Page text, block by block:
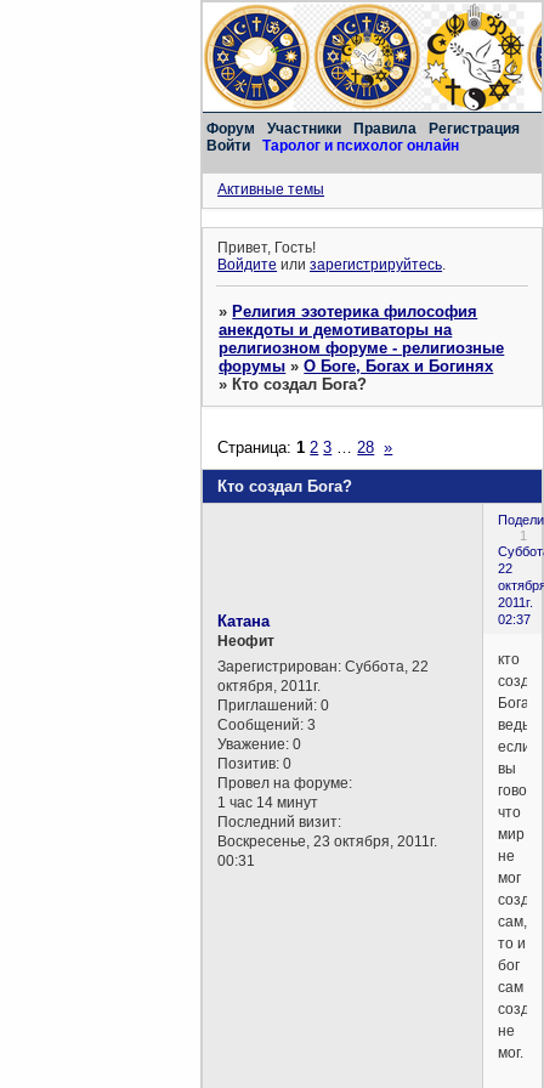
Форум Участники Правила
Регистрация
Войти
Таролог и психолог онлайн
Активные темы
Привет, Гость!
Войдите илизарегистрируйтесь.
»Религия эзотерика философия
анекдоты и демотиваторы на
религиозном форуме - религиозные
форумы »О Боге, Богах и Богинях
»Кто создал Бога?
Кто создал Бога?
Страница:1 2 3 28 »
1
22
2011г.
02:37
Катана
Неофит
Зарегистрирован: Суббота, 22
октября, 2011г.
Приглашений: 0
Сообщений: 3
Уважение: 0
Позитив: 0
Провел на форуме:
1 час 14 минут
Последний визит:
Воскресенье, 23 октября, 2011г.
00:31
кто
Бога?
ведь
если
вы
что
мир
не
мог
сам,
то и
бог
сам
не
мог.